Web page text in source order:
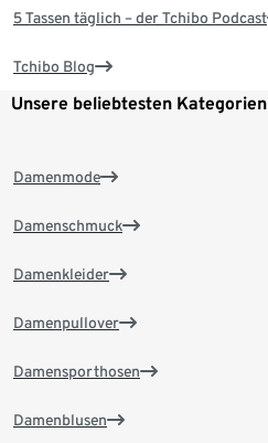
5 Tassen täglich – der Tchibo Podcast
Tchibo Blog
Unsere beliebtesten Kategorien
Damenmode
Damenschmuck
Damenkleider
Damenpullover
Damensporthosen
Damenblusen